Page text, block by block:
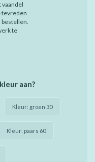
vaandel
tevreden
bestellen.
te
aan?
Kleur: groen 30
Kleur: paars 60